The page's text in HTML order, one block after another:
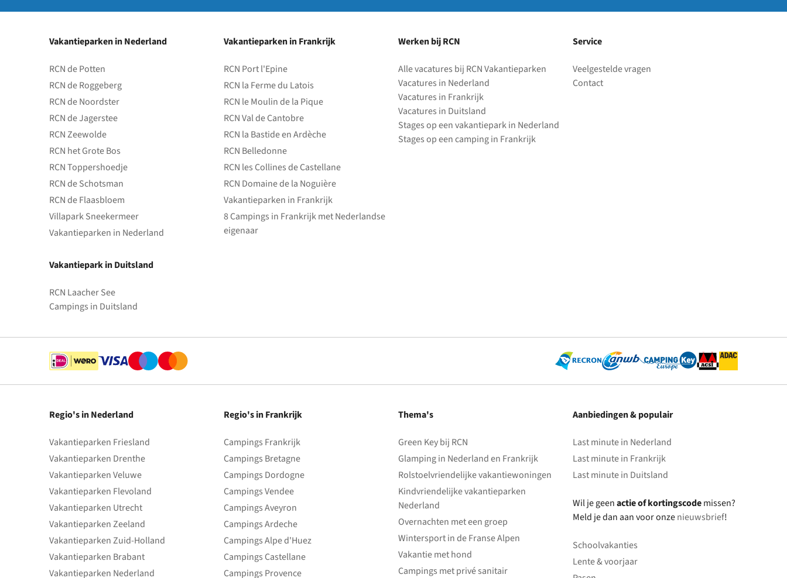
Vakantieparken in Nederland
RCN de Potten
RCN de Roggeberg
RCN de Noordster
RCN de Jagerstee
RCN Zeewolde
RCN het Grote Bos
RCN Toppershoedje
RCN de Schotsman
RCN de Flaasbloem
Villapark Sneekermeer
Vakantieparken in Nederland
Vakantiepark in Duitsland
RCN Laacher See
Campings in Duitsland
Vakantieparken in Frankrijk
RCN Port l'Epine
RCN la Ferme du Latois
RCN le Moulin de la Pique
RCN Val de Cantobre
RCN la Bastide en Ardèche
RCN Belledonne
RCN les Collines de Castellane
RCN Domaine de la Noguière
Vakantieparken in Frankrijk
8 Campings in Frankrijk met Nederlandse
eigenaar
Werken bij RCN
Alle vacatures bij RCN Vakantieparken
Vacatures in Nederland
Vacatures in Frankrijk
Vacatures in Duitsland
Stages op een vakantiepark in Nederland
Stages op een camping in Frankrijk
Service
Veelgestelde vragen
Contact
Regio's in Nederland
Vakantieparken Friesland
Vakantieparken Drenthe
Vakantieparken Veluwe
Vakantieparken Flevoland
Vakantieparken Utrecht
Vakantieparken Zeeland
Vakantieparken Zuid-Holland
Vakantieparken Brabant
Vakantieparken Nederland
Regio's in Frankrijk
Campings Frankrijk
Campings Bretagne
Campings Dordogne
Campings Vendee
Campings Aveyron
Campings Ardeche
Campings Alpe d'Huez
Campings Castellane
Campings Provence
Thema's
Green Key bij RCN
Glamping in Nederland en Frankrijk
Rolstoelvriendelijke vakantiewoningen
Kindvriendelijke vakantieparken
Nederland
Overnachten met een groep
Wintersport in de Franse Alpen
Vakantie met hond
Campings met privé sanitair
Aanbiedingen & populair
Last minute in Nederland
Last minute in Frankrijk
Last minute in Duitsland
Wil je geenactie of kortingscodemissen?
Meld je dan aan voor onzenieuwsbrief!
Schoolvakanties
Lente & voorjaar